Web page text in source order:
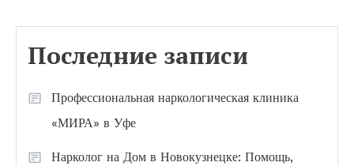
Последние записи
Профессиональная наркологическая клиника
«МИРА» в Уфе
Нарколог на Дом в Новокузнецке: Помощь,